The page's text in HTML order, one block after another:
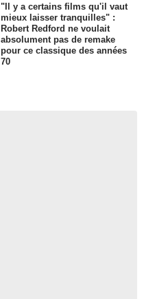
"Il y a certains films qu'il vaut
mieux laisser tranquilles" :
Robert Redford ne voulait
absolument pas de remake
pour ce classique des années
70